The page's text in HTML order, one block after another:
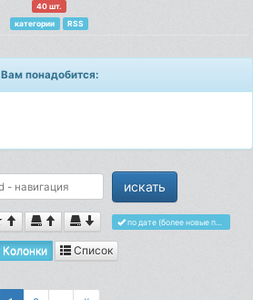
40 шт.
категории
RSS
Вам понадобится:
по дате (более новые первыми)
Колонки Список